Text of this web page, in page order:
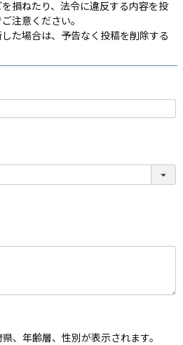
損ねたり、法令に違反する内容を投
注意ください。
た場合は、予告なく投稿を削除する
、年齢層、性別が表示されます。